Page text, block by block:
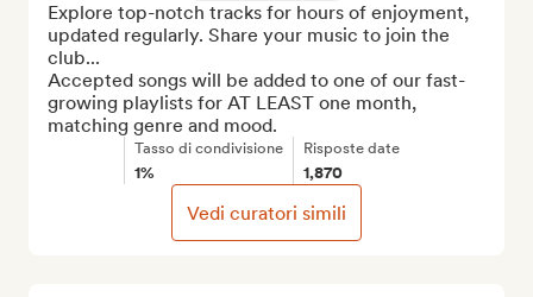
Explore top-notch tracks for hours of enjoyment,
updated regularly. Share your music to join the
club...
Accepted songs will be added to one of our fast-
growing playlists for AT LEAST one month,
matching genre and mood.
Tasso di condivisione
1%
Risposte date
1,870
Vedi curatori simili